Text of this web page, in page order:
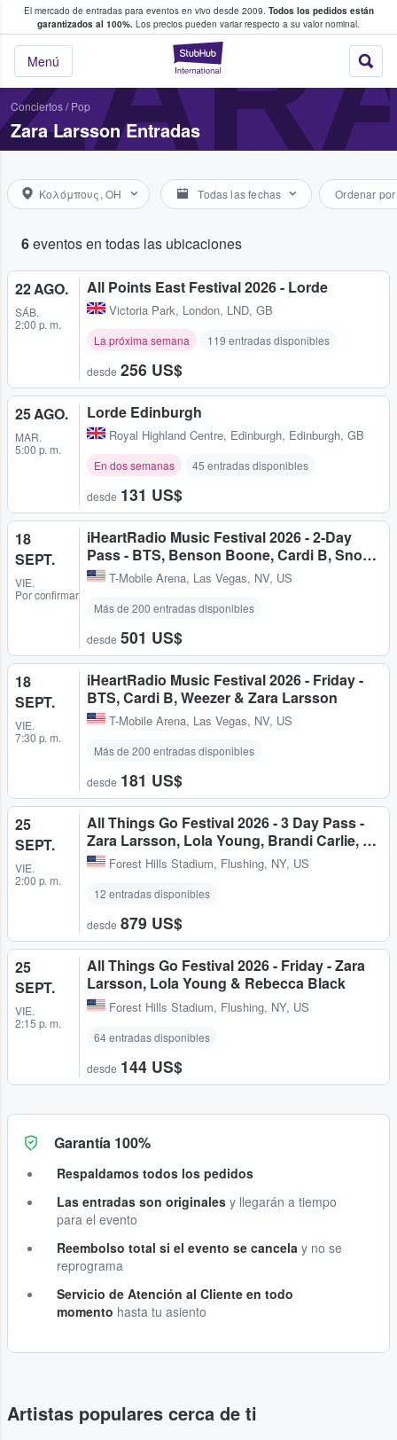
El mercado de entradas para eventos en vivo desde 2009. Todos los pedidos están
garantizados al 100%. Los precios pueden variar respecto a su valor nominal.
StubHub:
Menú
y venta de entradas entre fans
Conciertos/ Pop
Zara Larsson Entradas
Κολόμπους, OH Todas las fechas Ordenar
6eventos en todas las ubicaciones
22 AGO.
SÁB.
2:00 p. m.
All Points East Festival 2026 - Lorde
Victoria Park, London, LND, GB
La próxima semana 119 entradas disponibles
desde 256 US$
25 AGO.
MAR.
5:00 p. m.
Lorde Edinburgh
Royal Highland Centre, Edinburgh, Edinburgh, GB
En dos semanas 45 entradas disponibles
desde 131 US$
18
SEPT.
VIE.
Por confirmar
iHeartRadio Music Festival 2026 - 2-Day
Pass - BTS, Benson Boone, Cardi B, Sno…
T-Mobile Arena, Las Vegas, NV, US
Más de 200 entradas disponibles
desde 501 US$
18
SEPT.
VIE.
7:30 p. m.
iHeartRadio Music Festival 2026 - Friday -
BTS, Cardi B, Weezer & Zara Larsson
T-Mobile Arena, Las Vegas, NV, US
Más de 200 entradas disponibles
desde 181 US$
25
SEPT.
VIE.
2:00 p. m.
All Things Go Festival 2026 - 3 Day Pass -
Zara Larsson, Lola Young, Brandi Carlie, …
Forest Hills Stadium, Flushing, NY, US
12 entradas disponibles
desde 879 US$
25
SEPT.
VIE.
2:15 p. m.
All Things Go Festival 2026 - Friday - Zara
Larsson, Lola Young & Rebecca Black
Forest Hills Stadium, Flushing, NY, US
64 entradas disponibles
desde 144 US$
Garantía 100%
Respaldamos todos los pedidos
Las entradas son originales y llegarán a tiempo
para el evento
Reembolso total si el evento se cancela y no se
reprograma
Servicio de Atención al Cliente en todo
momento hasta tu asiento
Artistas populares cerca de ti